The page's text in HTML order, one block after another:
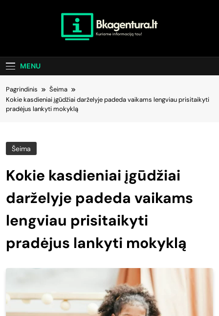
Bkagentura.lt
MENU
Pagrindinis
Šeima
Kokie kasdieniai įgūdžiai darželyje padeda vaikams lengviau prisitaikyti
pradėjus lankyti mokyklą
Šeima
Kokie kasdieniai įgūdžiai
darželyje padeda vaikams
lengviau prisitaikyti
pradėjus lankyti mokyklą